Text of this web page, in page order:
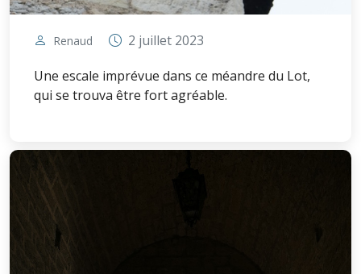
Renaud
2 juillet 2023
Une escale imprévue dans ce méandre du Lot,
qui se trouva être fort agréable.